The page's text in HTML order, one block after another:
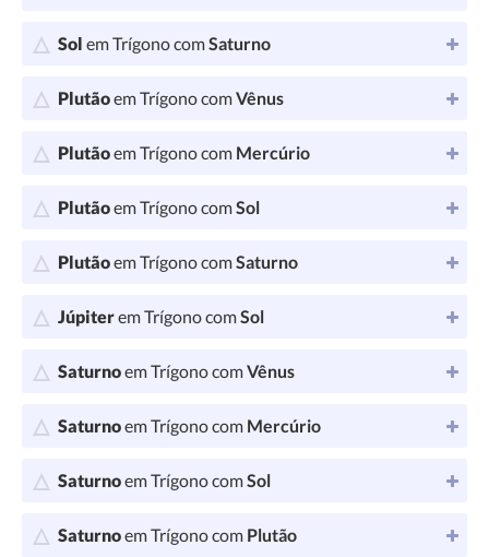
Sol em Trígono comSaturno
Plutãoem Trígono comVênus
Plutãoem Trígono com Mercúrio
Plutãoem Trígono comSol
Plutãoem Trígono comSaturno
Júpiterem Trígono comSol
Saturnoem Trígono comVênus
Saturnoem Trígono com Mercúrio
Saturnoem Trígono comSol
Saturnoem Trígono com Plutão